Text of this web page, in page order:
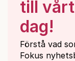
till
dag!
Förstå vad
Fokus